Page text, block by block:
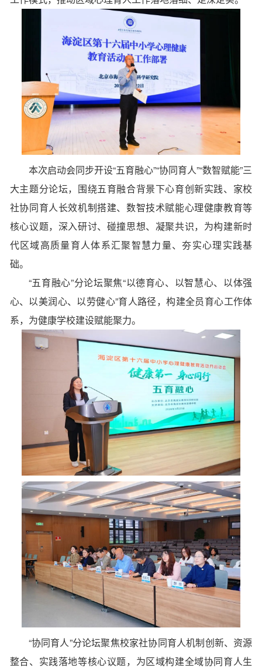
本次启动会同步开设“五育融心”“协同育人”“数智赋能”三
大主题分论坛，围绕五育融合背景下心育创新实践、家校
社协同育人长效机制搭建、数智技术赋能心理健康教育等
核心议题，深入研讨、碰撞思想、凝聚共识，为构建新时
代区域高质量育人体系汇聚智慧力量、夯实心理实践基
础。
“五育融心”分论坛聚焦“以德育心、以智慧心、以体强
心、以美润心、以劳健心”育人路径，构建全员育心工作体
系，为健康学校建设赋能聚力。
“协同育人”分论坛聚焦校家社协同育人机制创新、资源
整合、实践落地等核心议题，为区域构建全域协同育人生